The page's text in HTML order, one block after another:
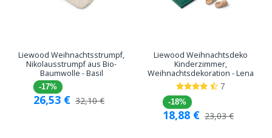
Liewood Weihnachtsstrumpf,
Nikolausstrumpf aus Bio-
Baumwolle - Basil
-17%
26,53 € 32,10€
Liewood Weihnachtsdeko
Kinderzimmer,
Weihnachtsdekoration - Lena
7
-18%
18,88 € 23,03€